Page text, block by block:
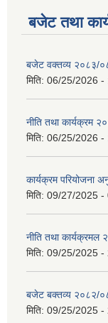
बजेट तथा
बजेट वक्तव्य २०८३/
मिति: 06/25/2026 -
नीति तथा कार्यक्रम
मिति: 06/25/2026 -
कार्यक्रम परियोजना
मिति: 09/27/2025 -
नीति तथा कार्यक्रमल
मिति: 09/25/2025 -
बजेट बक्तव्य २०८२/
मिति: 09/25/2025 -